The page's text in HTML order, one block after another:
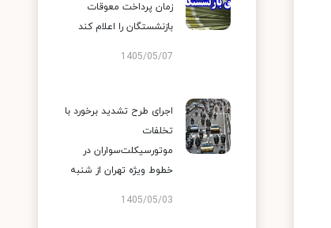
زمان پرداخت معوقات
بازنشستگان را اعلام کند
1405/05/07
اجرای طرح تشدید برخورد با
تخلفات
موتورسیکلت‌سواران در
خطوط ویژه تهران از شنبه
1405/05/03